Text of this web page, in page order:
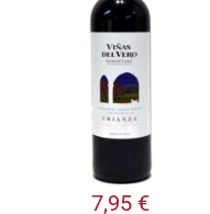
7,95 €